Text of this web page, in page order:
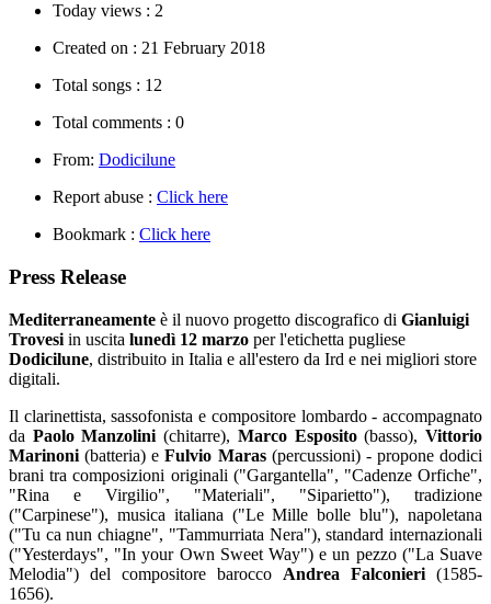
Today views : 2
Created on : 21 February 2018
Total songs : 12
Total comments : 0
From: Dodicilune
Report abuse : Click here
Bookmark : Click here
Press Release
Mediterraneamente è il nuovo progetto discografico di Gianluigi
Trovesi in uscita lunedì 12 marzo per l'etichetta pugliese
Dodicilune, distribuito in Italia e all'estero da Ird e nei migliori store
digitali.
Il clarinettista, sassofonista e compositore lombardo - accompagnato
da Paolo Manzolini(chitarre), Marco Esposito(basso),Vittorio
Marinoni (batteria) eFulvio Maras(percussioni) - propone dodici
brani tra composizioni originali ("Gargantella", "Cadenze Orfiche",
"Rina e Virgilio", "Materiali", "Siparietto"), tradizione
("Carpinese"), musica italiana ("Le Mille bolle blu"), napoletana
("Tu ca nun chiagne", "Tammurriata Nera"), standard internazionali
("Yesterdays", "In your Own Sweet Way") e un pezzo ("La Suave
Melodia") del compositore barocco Andrea Falconieri (1585-
1656).